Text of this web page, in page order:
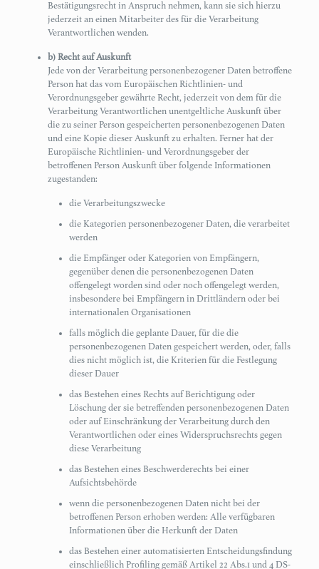
Bestätigungsrecht in Anspruch nehmen, kann sie sich hierzu
jederzeit an einen Mitarbeiter des für die Verarbeitung
Verantwortlichen wenden.
b) Recht auf Auskunft
Jede von der Verarbeitung personenbezogener Daten betroffene
Person hat das vom Europäischen Richtlinien- und
Verordnungsgeber gewährte Recht, jederzeit von dem für die
Verarbeitung Verantwortlichen unentgeltliche Auskunft über
die zu seiner Person gespeicherten personenbezogenen Daten
und eine Kopie dieser Auskunft zu erhalten. Ferner hat der
Europäische Richtlinien- und Verordnungsgeber der
betroffenen Person Auskunft über folgende Informationen
zugestanden:
die Verarbeitungszwecke
die Kategorien personenbezogener Daten, die verarbeitet
werden
die Empfänger oder Kategorien von Empfängern,
gegenüber denen die personenbezogenen Daten
offengelegt worden sind oder noch offengelegt werden,
insbesondere bei Empfängern in Drittländern oder bei
internationalen Organisationen
falls möglich die geplante Dauer, für die die
personenbezogenen Daten gespeichert werden, oder, falls
dies nicht möglich ist, die Kriterien für die Festlegung
dieser Dauer
das Bestehen eines Rechts auf Berichtigung oder
Löschung der sie betreffenden personenbezogenen Daten
oder auf Einschränkung der Verarbeitung durch den
Verantwortlichen oder eines Widerspruchsrechts gegen
diese Verarbeitung
das Bestehen eines Beschwerderechts bei einer
Aufsichtsbehörde
wenn die personenbezogenen Daten nicht bei der
betroffenen Person erhoben werden: Alle verfügbaren
Informationen über die Herkunft der Daten
das Bestehen einer automatisierten Entscheidungsfindung
einschließlich Profiling gemäß Artikel 22 Abs.1 und 4 DS-